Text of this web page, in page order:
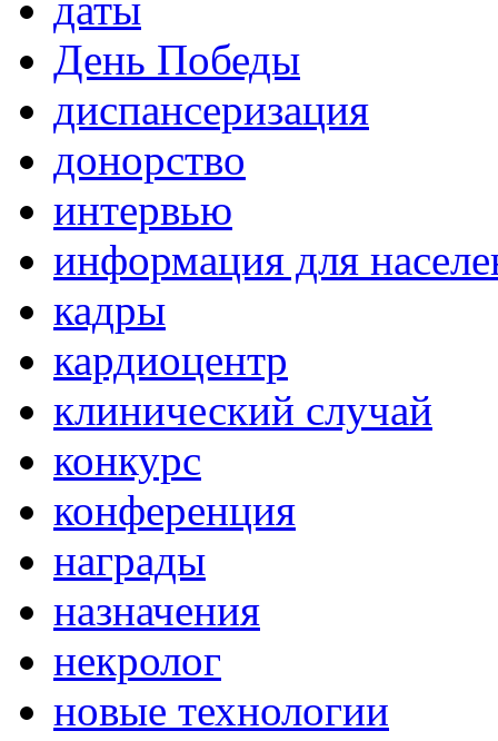
День Победы
диспансеризация
донорство
интервью
информация для
кадры
кардиоцентр
клинический случай
конкурс
конференция
награды
назначения
некролог
новые технологии